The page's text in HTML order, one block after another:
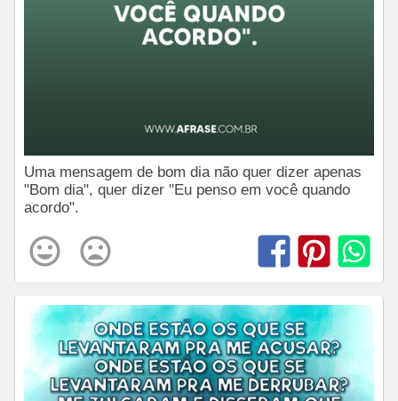
Uma mensagem de bom dia não quer dizer apenas
"Bom dia", quer dizer "Eu penso em você quando
acordo".